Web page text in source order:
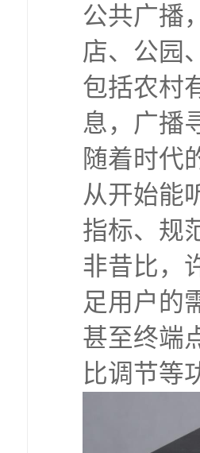
公共广播
店、公园
包括农村
息，广播
随着时代
从开始能
指标、规
非昔比，
足用户的
甚至终端
比调节等